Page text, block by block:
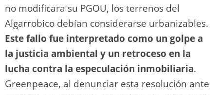
no modificara su PGOU, los terrenos del
Algarrobico debían considerarse urbanizables.
Este fallo fue interpretado como un golpe a
la justicia ambiental y un retroceso en la
lucha contra la especulación inmobiliaria.
Greenpeace, al denunciar esta resolución ante